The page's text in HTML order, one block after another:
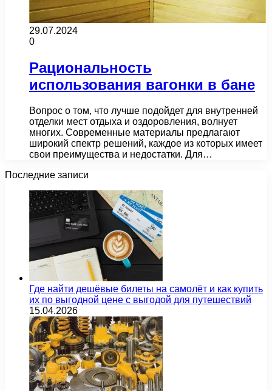
29.07.2024
0
Рациональность
использования вагонки в бане
Вопрос о том, что лучше подойдет для внутренней
отделки мест отдыха и оздоровления, волнует
многих. Современные материалы предлагают
широкий спектр решений, каждое из которых имеет
свои преимущества и недостатки. Для…
Последние записи
Где найти дешёвые билеты на самолёт и как купить
их по выгодной цене с выгодой для путешествий
15.04.2026